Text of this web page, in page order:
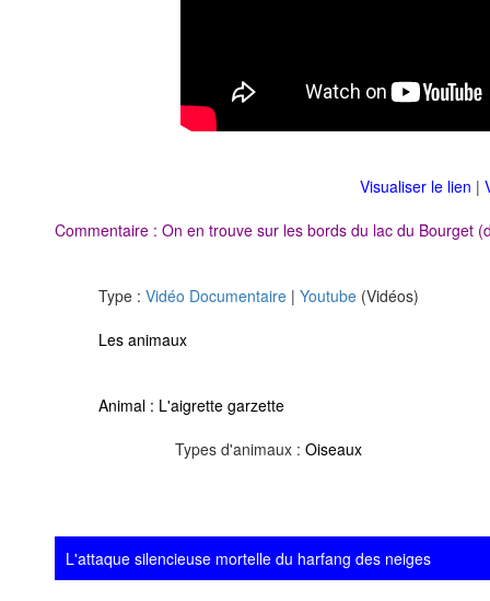
Visualiser le lien |
Commentaire : On en trouve sur les bords du lac du Bourget
Type : Vidéo Documentaire | Youtube (Vidéos)
Les animaux
Animal : L'aigrette garzette
Types d'animaux : Oiseaux
L'attaque silencieuse mortelle du harfang des neiges